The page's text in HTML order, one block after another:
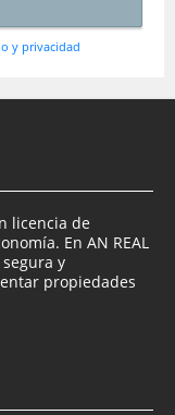
y privacidad
licencia de
En AN REAL
segura y
propiedades